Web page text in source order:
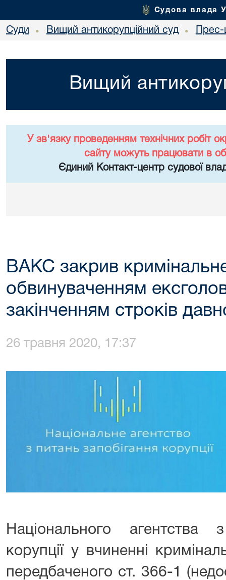
Судова влада
Суди • Вищий антикорупційний суд •
Вищий
У зв'язку проведенням технічних робіт
сайту можуть працювати в
Єдиний Контакт-центр судової
ВАКС закрив
обвинуваченням
закінченням строків
26 травня 2020, 17:37
Національного агентства
корупції у вчиненні
передбаченого ст. 366-1